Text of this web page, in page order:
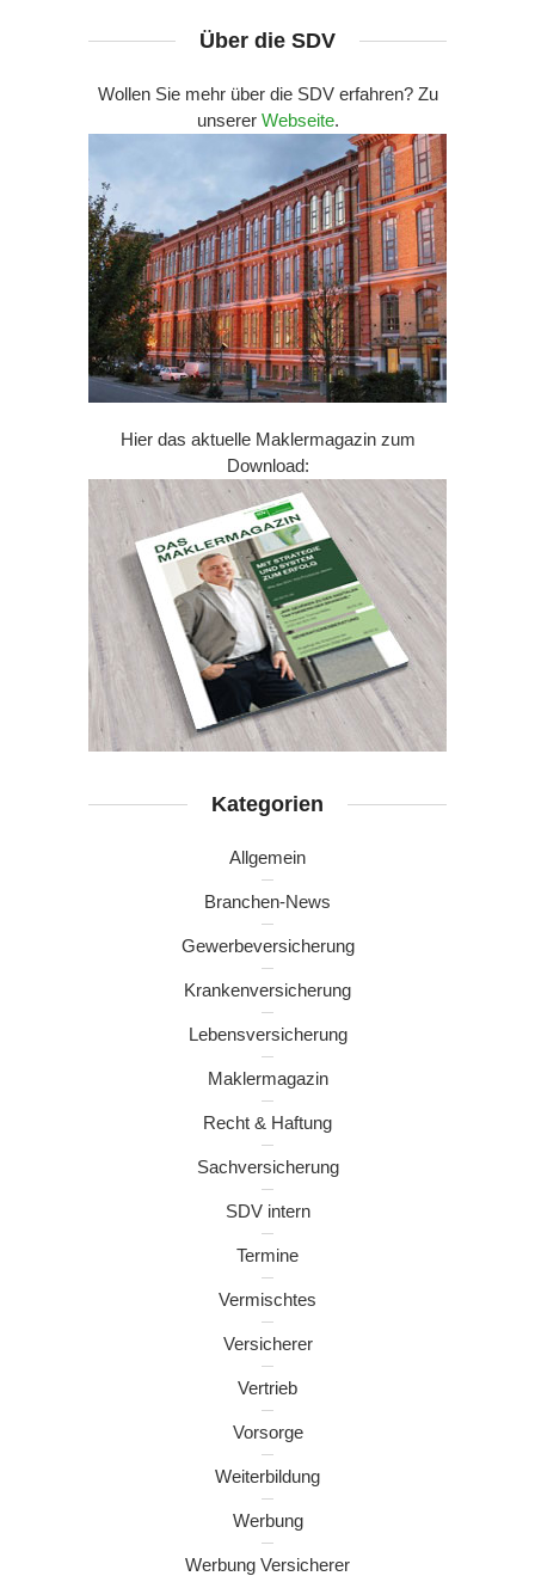
Über die SDV
Wollen Sie mehr über die SDV erfahren? Zu
unserer Webseite.
Hier das aktuelle Maklermagazin zum
Download:
Kategorien
Allgemein
Branchen-News
Gewerbeversicherung
Krankenversicherung
Lebensversicherung
Maklermagazin
Recht & Haftung
Sachversicherung
SDV intern
Termine
Vermischtes
Versicherer
Vertrieb
Vorsorge
Weiterbildung
Werbung
Werbung Versicherer